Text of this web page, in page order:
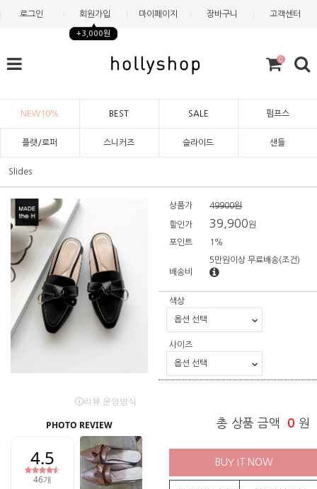
로그인 회원가입
+3,000원
마이페이지 장바구니 고객센터
0
NEW10% BEST SALE 펌프스
플랫/로퍼 스니커즈 슬라이드 샌들
Slides
상품가 49900원
할인가 39,900원
포인트 1%
배송비
5만원이상 무료배송(조건)
색상
사이즈
총 상품 금액 0 원
BUY IT NOW